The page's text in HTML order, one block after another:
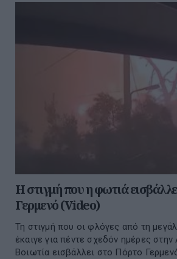
Η στιγμή που η φωτιά
Γερμενό (Video)
Τη στιγμή που οι φλόγες από τη
έκαιγε για πέντε σχεδόν ημέρες στην
Βοιωτία εισβάλλει στο Πόρτο